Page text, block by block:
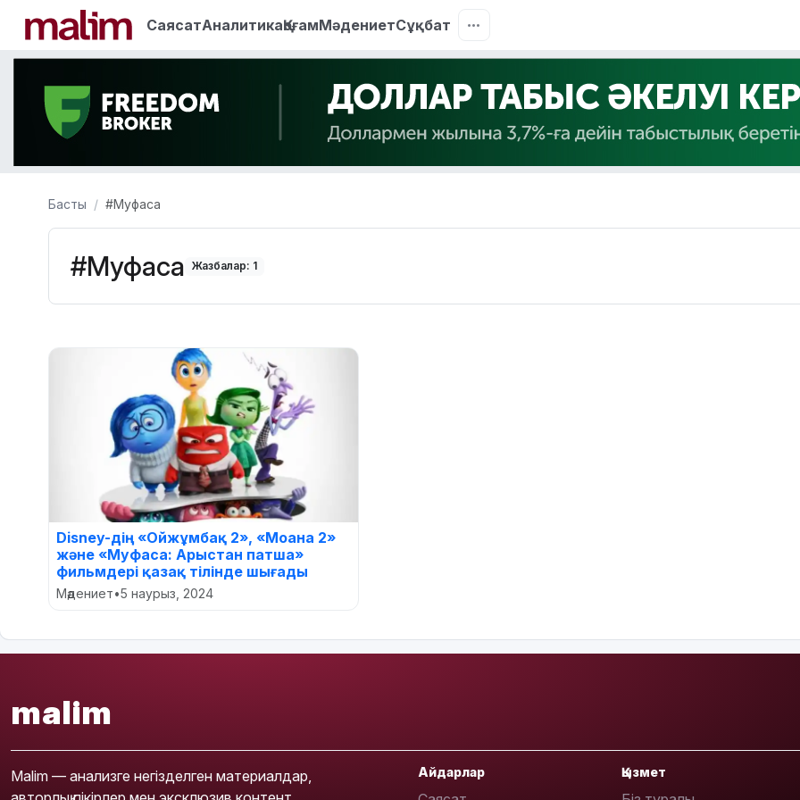
СаясатАналитикаҚоғамМәдениетСұқбат
Басты #Муфаса
#Муфаса Жазбалар: 1
Disney-дің «Ойжұмбақ 2», «Моана 2»
және «Муфаса: Арыстан патша»
фильмдері қазақ тілінде шығады
Мәдениет•5 наурыз, 2024
malim
Malim — анализге негізделген материалдар,
Айдарлар Қызмет